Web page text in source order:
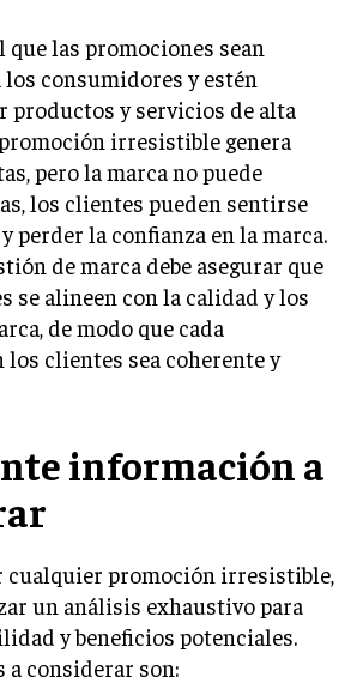
DE NEGOCIOS
B2B
B2C
DE INFLUENCERS
DE PRICING Y GESTIÓN DE
CRISIS EMPRESARIALES
Y STARTUPS TECNOLÓGICAS
LA EXPERIENCIA DEL CLIENTE
que las promociones sean
consumidores y estén
productos y servicios de alta
irresistible genera
pero la marca no puede
los clientes pueden sentirse
perder la confianza en la marca.
de marca debe asegurar que
se alineen con la calidad y los
de modo que cada
clientes sea coherente y
información a
cualquier promoción irresistible,
un análisis exhaustivo para
y beneficios potenciales.
a considerar son: